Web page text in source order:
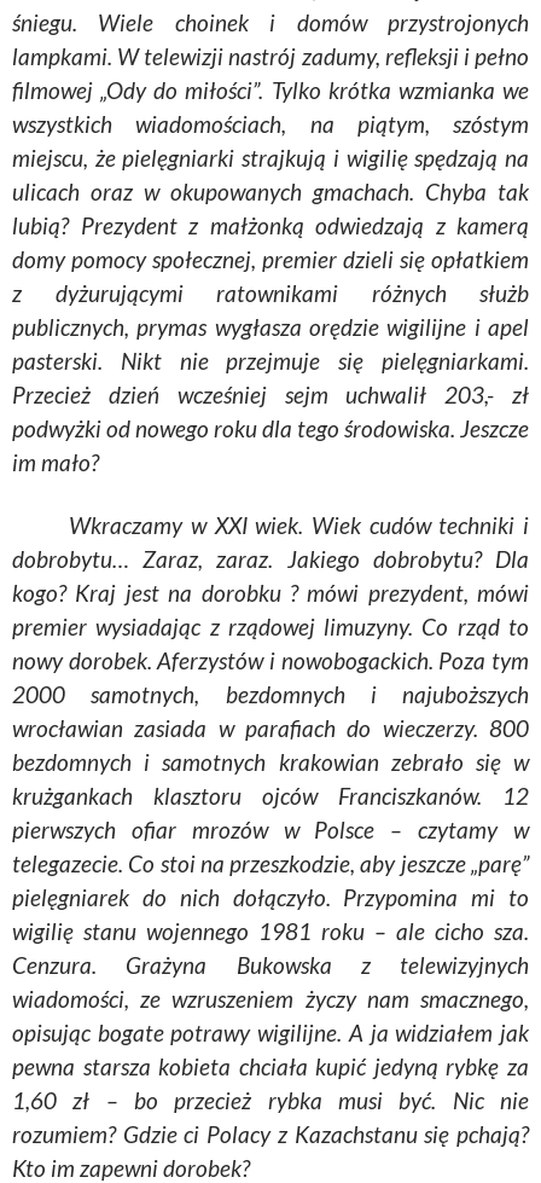
śniegu. Wiele choinek i domów przystrojonych
lampkami. W telewizji nastrój zadumy, refleksji i pełno
filmowej „Ody do miłości”. Tylko krótka wzmianka we
wszystkich wiadomościach, na piątym, szóstym
miejscu, że pielęgniarki strajkują i wigilię spędzają na
ulicach oraz w okupowanych gmachach. Chyba tak
lubią? Prezydent z małżonką odwiedzają z kamerą
domy pomocy społecznej, premier dzieli się opłatkiem
z dyżurującymi ratownikami różnych służb
publicznych, prymas wygłasza orędzie wigilijne i apel
pasterski. Nikt nie przejmuje się pielęgniarkami.
Przecież dzień wcześniej sejm uchwalił 203,- zł
podwyżki od nowego roku dla tego środowiska. Jeszcze
im mało?
Wkraczamy w XXI wiek. Wiek cudów techniki i
dobrobytu… Zaraz, zaraz. Jakiego dobrobytu? Dla
kogo? Kraj jest na dorobku ? mówi prezydent, mówi
premier wysiadając z rządowej limuzyny. Co rząd to
nowydorobek.Aferzystów i nowobogackich. Poza tym
2000 samotnych, bezdomnych i najuboższych
wrocławian zasiada w parafiach do wieczerzy. 800
bezdomnych i samotnych krakowian zebrało się w
krużgankach klasztoru ojców Franciszkanów. 12
pierwszych ofiar mrozów w Polsce – czytamy w
telegazecie. Co stoi na przeszkodzie, aby jeszcze „parę”
pielęgniarek do nich dołączyło. Przypomina mi to
wigilię stanu wojennego 1981 roku – ale cicho sza.
Cenzura. Grażyna Bukowska z telewizyjnych
wiadomości, ze wzruszeniem życzy nam smacznego,
opisując bogate potrawy wigilijne. A ja widziałem jak
pewna starsza kobieta chciała kupić jedyną rybkę za
1,60zł – bo przecież rybka musi być. Nic nie
rozumiem? Gdzie ci Polacy z Kazachstanu się pchają?
Kto im zapewni dorobek?